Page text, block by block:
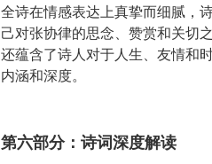
全诗在情感表达上真挚而细腻，
己对张协律的思念、赞赏和关切
还蕴含了诗人对于人生、友情和
内涵和深度。
第六部分：诗词深度解读